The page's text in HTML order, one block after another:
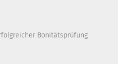
Bonitätsprüfung